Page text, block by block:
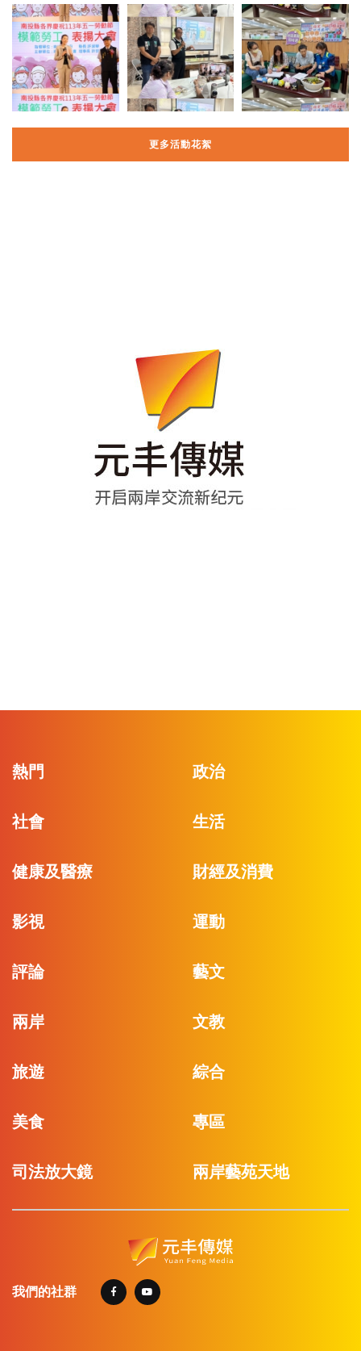
更多活動花絮
熱門 政治
社會 生活
健康及醫療 財經及消費
影視 運動
評論 藝文
兩岸 文教
旅遊 綜合
美食 專區
司法放大鏡 兩岸藝苑天地
我們的社群